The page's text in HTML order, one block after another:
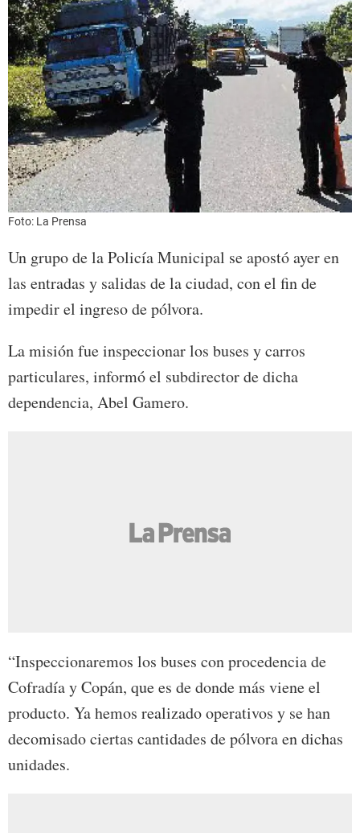
Foto: La Prensa
Un grupo de la Policía Municipal se apostó ayer en
las entradas y salidas de la ciudad, con el fin de
impedir el ingreso de pólvora.
La misión fue inspeccionar los buses y carros
particulares, informó el subdirector de dicha
dependencia, Abel Gamero.
“Inspeccionaremos los buses con procedencia de
Cofradía y Copán, que es de donde más viene el
producto. Ya hemos realizado operativos y se han
decomisado ciertas cantidades de pólvora en dichas
unidades.